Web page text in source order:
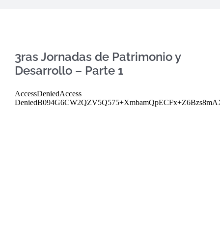
3ras Jornadas de Patrimonio y
Desarrollo – Parte 1